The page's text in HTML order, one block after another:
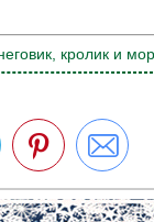
кролик и